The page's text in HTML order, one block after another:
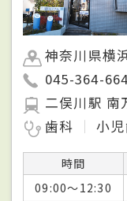
神奈川県横
045-364-
二俣川駅 南
歯科
小
時間
09:00～12:30